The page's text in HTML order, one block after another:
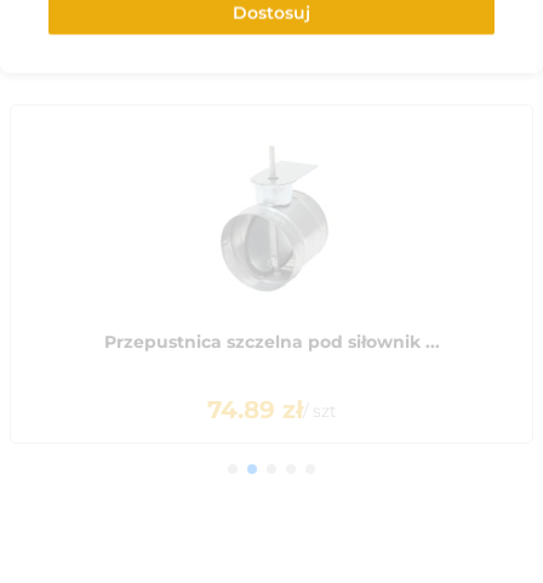
Polecane
Przepustnica szczelna pod siłownik ...
74.89 zł/ szt
Dostosuj